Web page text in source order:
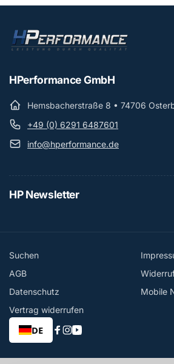
HPerformance GmbH
Hemsbacherstraße 8 • 74706
+49 (0) 6291 6487601
info@hperformance.de
HP Newsletter
Suchen
AGB
Datenschutz
Mobile
Vertrag widerrufen
DE
Facebook
Instagram
YouTube